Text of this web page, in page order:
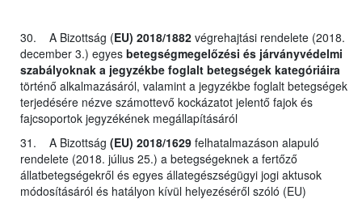
30. A Bizottság (EU) 2018/1882 végrehajtási rendelete (2018.
december 3.) egyes betegségmegelőzési és járványvédelmi
szabályoknak a jegyzékbe foglalt betegségek kategóriáira
történő alkalmazásáról, valamint a jegyzékbe foglalt betegségek
terjedésére nézve számottevő kockázatot jelentő fajok és
fajcsoportok jegyzékének megállapításáról
31. A Bizottság (EU) 2018/1629 felhatalmazáson alapuló
rendelete (2018. július 25.) a betegségeknek a fertőző
állatbetegségekről és egyes állategészségügyi jogi aktusok
módosításáról és hatályon kívül helyezéséről szóló (EU)